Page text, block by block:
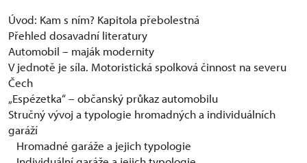
Úvod: Kam s ním? Kapitola přebolestná
Přehled dosavadní literatury
Automobil – maják modernity
V jednotě je síla. Motoristická spolková činnost na severu
Čech
„Espézetka“ – občanský průkaz automobilu
Stručný vývoj a typologie hromadných a individuálních
garáží
Hromadné garáže a jejich typologie